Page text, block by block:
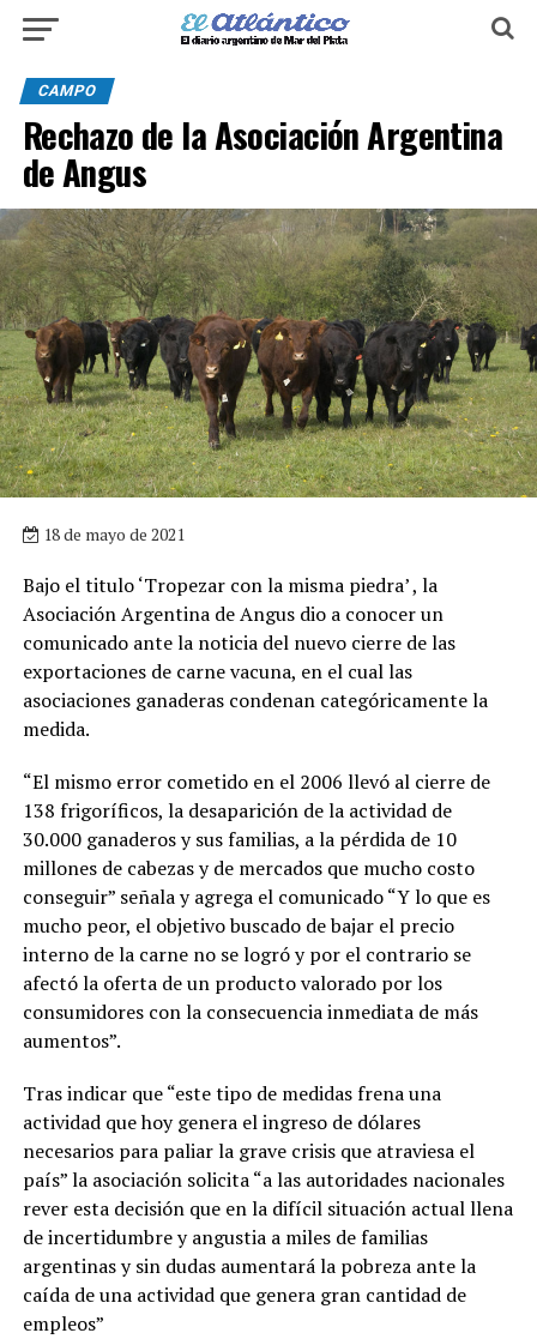
CAMPO
Rechazo de la Asociación Argentina
de Angus
18 de mayo de 2021
Bajo el titulo ‘Tropezar con la misma piedra’ , la
Asociación Argentina de Angus dio a conocer un
comunicado ante la noticia del nuevo cierre de las
exportaciones de carne vacuna, en el cual las
asociaciones ganaderas condenan categóricamente la
medida.
“El mismo error cometido en el 2006 llevó al cierre de
138 frigoríficos, la desaparición de la actividad de
30.000 ganaderos y sus familias, a la pérdida de 10
millones de cabezas y de mercados que mucho costo
conseguir” señala y agrega el comunicado “Y lo que es
mucho peor, el objetivo buscado de bajar el precio
interno de la carne no se logró y por el contrario se
afectó la oferta de un producto valorado por los
consumidores con la consecuencia inmediata de más
aumentos”.
Tras indicar que “este tipo de medidas frena una
actividad que hoy genera el ingreso de dólares
necesarios para paliar la grave crisis que atraviesa el
país” la asociación solicita “a las autoridades nacionales
rever esta decisión que en la difícil situación actual llena
de incertidumbre y angustia a miles de familias
argentinas y sin dudas aumentará la pobreza ante la
caída de una actividad que genera gran cantidad de
empleos”